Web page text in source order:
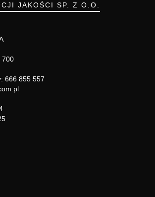
JAKOŚCI SP. Z O.O.
700
666 855 557